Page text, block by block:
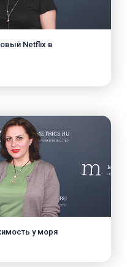
Netflix в
у моря